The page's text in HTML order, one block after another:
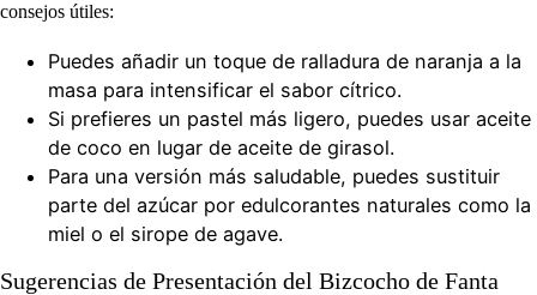
consejos útiles:
Puedes añadir un toque de ralladura de naranja a la
masa para intensificar el sabor cítrico.
Si prefieres un pastel más ligero, puedes usar aceite
de coco en lugar de aceite de girasol.
Para una versión más saludable, puedes sustituir
parte del azúcar por edulcorantes naturales como la
miel o el sirope de agave.
Sugerencias de Presentación del Bizcocho de Fanta